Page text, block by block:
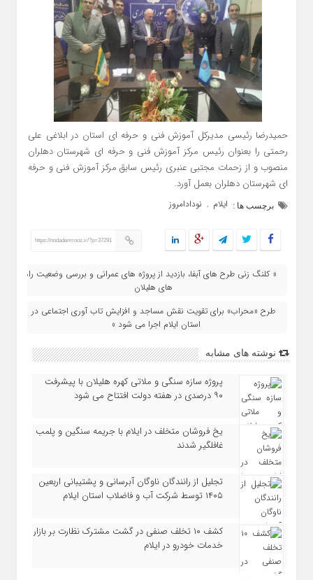
حمیدرضا رئیسی مدیرکل آموزش فنی و حرفه ای استان در ابلاغی علی
رحمتی را بعنوان رئیس مرکز آموزش فنی و حرفه ای شهرستان دهلران
منصوب و از زحمات مجتبی عنبری رئیس سابق مرکز آموزش فنی و حرفه
ای شهرستان دهلران بعمل آورد.
برچسب ها : ایلام , نودادامروز
https://nodademrooz.ir/?p=37291
« کلنگ‌ زنی طرح‌ های آبفا، بازدید از پروژه‌ های عمرانی و بررسی وضعیت راه‌
های هلیلان
طرح «محراب» برای تقویت نقش مساجد و افزایش تاب‌ آوری اجتماعی در
استان ایلام اجرا می شود »
نوشته های مشابه
پروژه سازه سنگی و ملاتی کهره هلیلان با پیشرفت
۹۰ درصدی در هفته دولت افتتاح می شود
یخ‌ فروشان متخلف در ایلام با جریمه سنگین و پلمب
غافلگیر شدند
تجلیل از رانندگان ناوگان آبرسانی و پشتیبانی اربعین
۱۴۰۵ توسط شرکت آب و فاضلاب استان ایلام
کشف ۱۰ تخلف صنفی در گشت مشترک نظارت بر بازار
خدمات خودرو در ایلام